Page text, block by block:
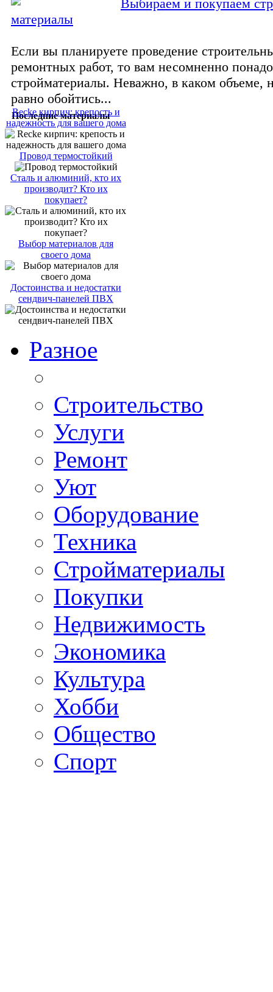
Выбираем и покупаем
материалы
Если вы планируете проведение
ремонтных работ, то вам несомненно
стройматериалы. Неважно, в каком объеме,
равно обойтись...
Последние материалы
Recke кирпич: крепость и
надежность для вашего дома
Провод термостойкий
Сталь и алюминий, кто их
производит? Кто их
покупает?
Выбор материалов для
своего дома
Достоинства и недостатки
сендвич-панелей ПВХ
Разное
Строительство
Услуги
Ремонт
Уют
Оборудование
Техника
Стройматериалы
Покупки
Недвижимость
Экономика
Культура
Хобби
Общество
Спорт